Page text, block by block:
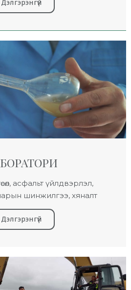
Дэлгэрэнгүй
асфальт үйлдвэрлэл,
шинжилгээ, хяналт
Дэлгэрэнгүй